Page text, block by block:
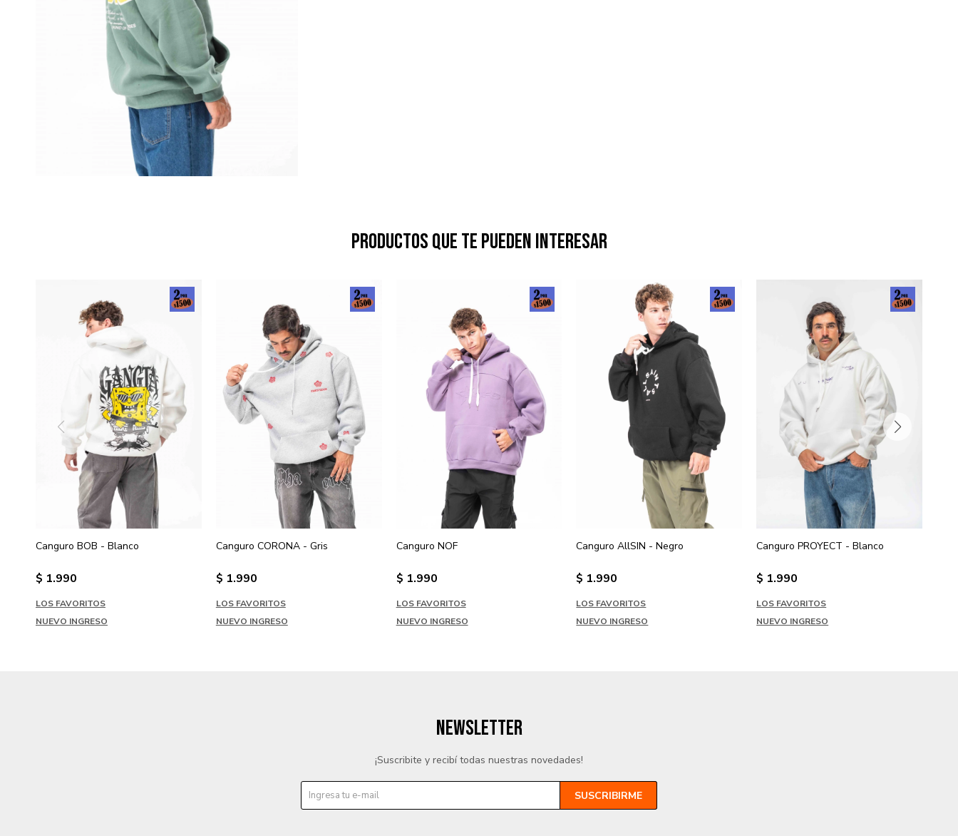
Productos que te pueden interesar
Canguro BOB - Blanco
$ 1.990
LOS FAVORITOS
NUEVO INGRESO
Canguro CORONA - Gris
$ 1.990
LOS FAVORITOS
NUEVO INGRESO
Canguro NOF
$ 1.990
LOS FAVORITOS
NUEVO INGRESO
Canguro AllSIN - Negro
$ 1.990
LOS FAVORITOS
NUEVO INGRESO
Canguro PROYECT - Blanco
$ 1.990
LOS FAVORITOS
NUEVO INGRESO
NEWSLETTER
¡Suscribite y recibí todas nuestras novedades!
SUSCRIBIRME